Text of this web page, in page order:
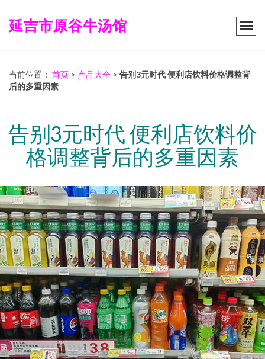
延吉市原谷牛汤馆
当前位置： 首页 > 产品大全 > 告别3元时代 便利店饮料价格调整背
后的多重因素
告别3元时代 便利店饮料价
格调整背后的多重因素